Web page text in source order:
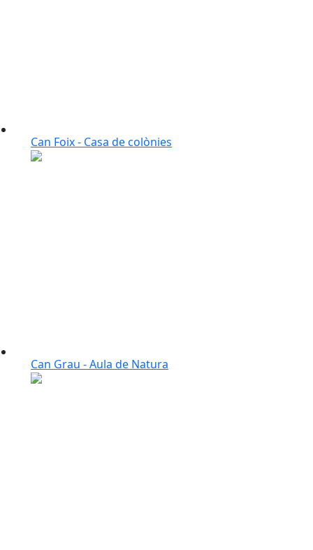
Can Foix - Casa de colònies
Can Grau - Aula de Natura